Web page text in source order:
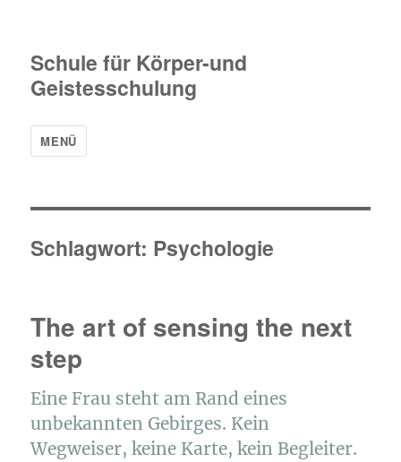
Schule für Körper-und
Geistesschulung
MENÜ
Schlagwort: Psychologie
The art of sensing the next
step
Eine Frau steht am Rand eines
unbekannten Gebirges. Kein
Wegweiser, keine Karte, kein Begleiter.